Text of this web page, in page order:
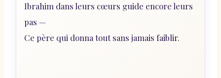
Ibrahim dans leurs cœurs guide encore leurs
pas —
Ce père qui donna tout sans jamais faiblir.